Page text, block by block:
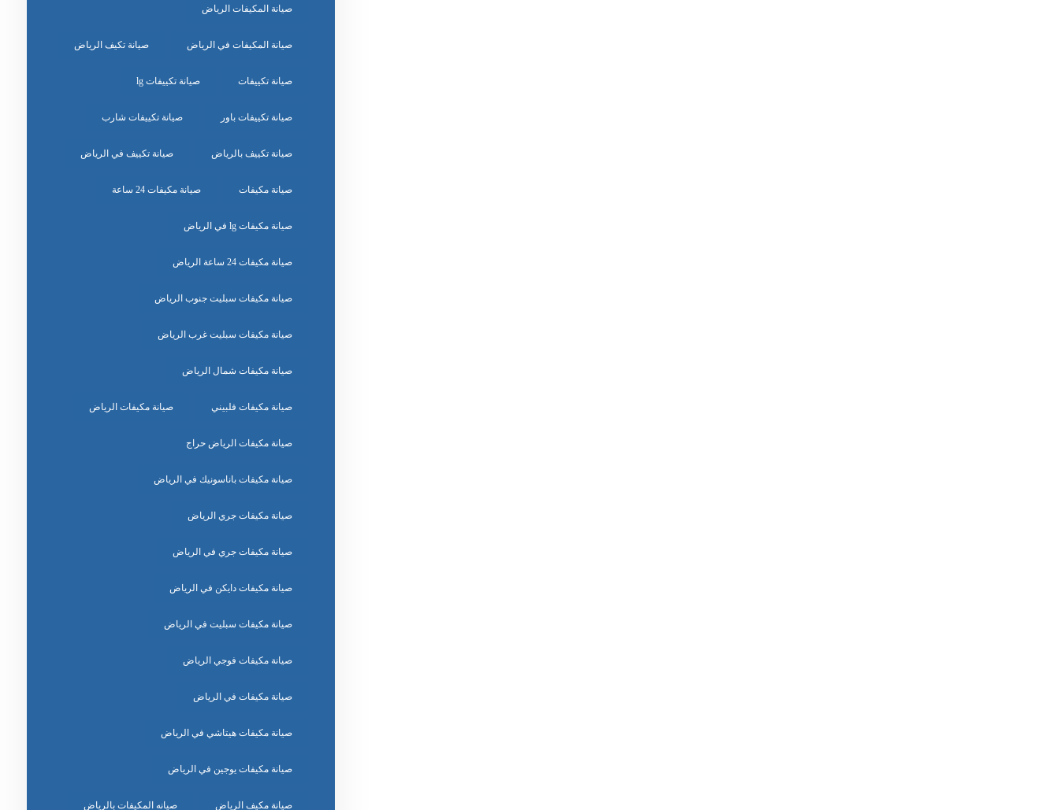
صيانة المكيفات الرياض
صيانة المكيفات في الرياض صيانة تكيف الرياض
صيانة تكييفات صيانة تكييفات lg
صيانة تكييفات باور صيانة تكييفات شارب
صيانة تكييف بالرياض صيانة تكييف في الرياض
صيانة مكيفات صيانة مكيفات 24 ساعة
صيانة مكيفات lg في الرياض
صيانة مكيفات 24 ساعة الرياض
صيانة مكيفات سبليت جنوب الرياض
صيانة مكيفات سبليت غرب الرياض
صيانة مكيفات شمال الرياض
صيانة مكيفات فلبيني صيانة مكيفات الرياض
صيانة مكيفات الرياض حراج
صيانة مكيفات باناسونيك في الرياض
صيانة مكيفات جري الرياض
صيانة مكيفات جري في الرياض
صيانة مكيفات دايكن في الرياض
صيانة مكيفات سبليت في الرياض
صيانة مكيفات فوجي الرياض
صيانة مكيفات في الرياض
صيانة مكيفات هيتاشي في الرياض
صيانة مكيفات يوجين في الرياض
صيانة مكيف الرياض صيانه المكيفات بالرياض